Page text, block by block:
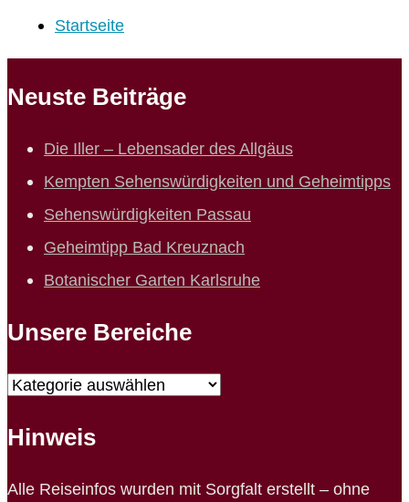
Startseite
Neuste Beiträge
Die Iller – Lebensader des Allgäus
Kempten Sehenswürdigkeiten und Geheimtipps
Sehenswürdigkeiten Passau
Geheimtipp Bad Kreuznach
Botanischer Garten Karlsruhe
Unsere Bereiche
Unsere
Hinweis
Alle Reiseinfos wurden mit Sorgfalt erstellt – ohne